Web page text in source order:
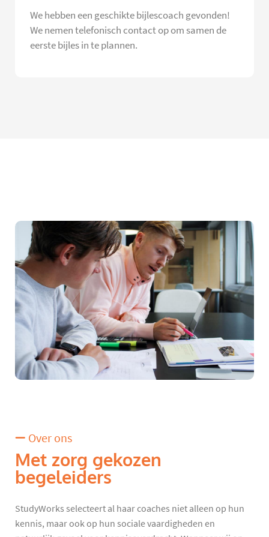
We hebben een geschikte bijlescoach gevonden!
We nemen telefonisch contact op om samen de
eerste bijles in te plannen.
Over ons
Met zorg gekozen
begeleiders
StudyWorks selecteert al haar coaches niet alleen op hun
kennis, maar ook op hun sociale vaardigheden en